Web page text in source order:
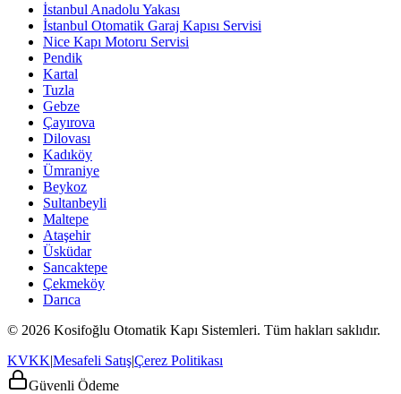
İstanbul Anadolu Yakası
İstanbul Otomatik Garaj Kapısı Servisi
Nice Kapı Motoru Servisi
Pendik
Kartal
Tuzla
Gebze
Çayırova
Dilovası
Kadıköy
Ümraniye
Beykoz
Sultanbeyli
Maltepe
Ataşehir
Üsküdar
Sancaktepe
Çekmeköy
Darıca
© 2026 Kosifoğlu Otomatik Kapı Sistemleri. Tüm hakları saklıdır.
KVKK|Mesafeli Satış|Çerez Politikası
Güvenli Ödeme